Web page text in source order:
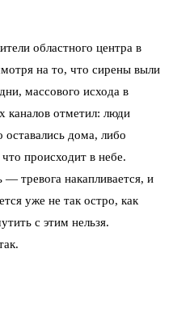
областного центра в
на то, что сирены выли
массового исхода в
каналов отметил: люди
оставались дома, либо
происходит в небе.
тревога накапливается, и
уже не так остро, как
с этим нельзя.